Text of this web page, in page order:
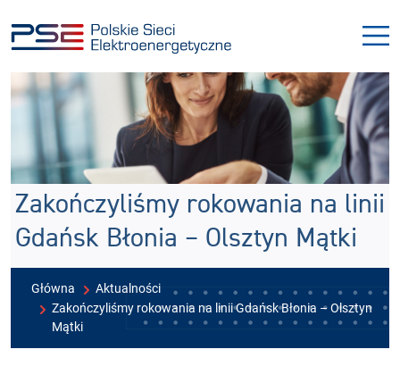
do
menu
do
treści
Zakończyliśmy rokowania na linii
Gdańsk Błonia – Olsztyn Mątki
Główna
Aktualności
Zakończyliśmy rokowania na linii Gdańsk Błonia – Olsztyn
Mątki